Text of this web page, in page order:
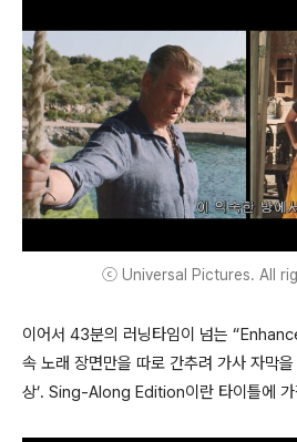
ⓒ Universal Pictures. All
이어서 43분의 러닝타임이 넘는
속 노래 장면만을 따로 간추려 가사 자막
상’. Sing-Along Edition이란 타이틀에 가